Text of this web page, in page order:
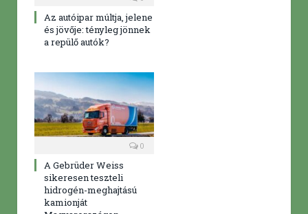
Az autóipar múltja, jelene
és jövője: tényleg jönnek
a repülő autók?
0
A Gebrüder Weiss
sikeresen teszteli
hidrogén-meghajtású
kamionját